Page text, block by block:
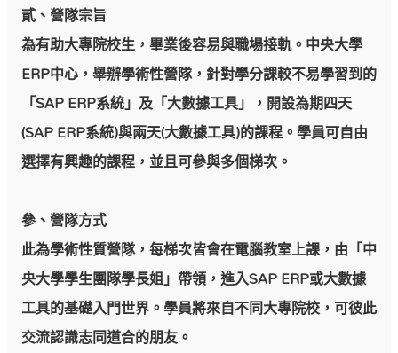
貳、營隊宗旨
為有助大專院校生，畢業後容易與職場接軌。中央大學
ERP中心，舉辦學術性營隊，針對學分課較不易學習到的
「SAP ERP系統」及「大數據工具」，開設為期四天
(SAP ERP系統)與兩天(大數據工具)的課程。學員可自由
選擇有興趣的課程，並且可參與多個梯次。
參、營隊方式
此為學術性質營隊，每梯次皆會在電腦教室上課，由「中
央大學學生團隊學長姐」帶領，進入SAP ERP或大數據
工具的基礎入門世界。學員將來自不同大專院校，可彼此
交流認識志同道合的朋友。